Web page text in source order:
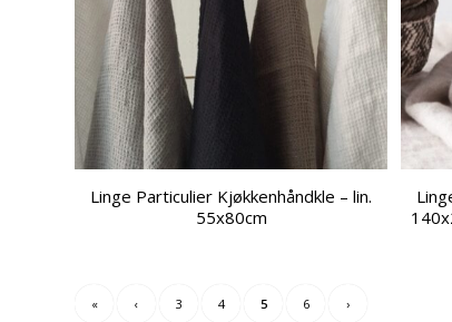
Linge Particulier Kjøkkenhåndkle – lin.
55x80cm
« ‹ 3 4 5 6 ›